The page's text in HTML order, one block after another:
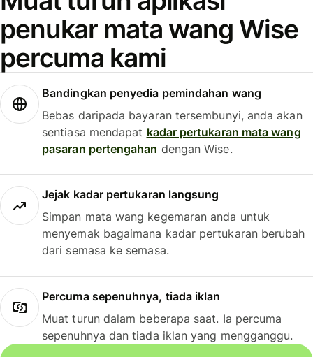
penukar mata wang Wise
percuma kami
Bandingkan penyedia pemindahan wang
Bebas daripada bayaran tersembunyi, anda akan
sentiasa mendapat kadar pertukaran mata wang
pasaran pertengahan dengan Wise.
Jejak kadar pertukaran langsung
Simpan mata wang kegemaran anda untuk
menyemak bagaimana kadar pertukaran berubah
dari semasa ke semasa.
Percuma sepenuhnya, tiada iklan
Muat turun dalam beberapa saat. Ia percuma
sepenuhnya dan tiada iklan yang mengganggu.